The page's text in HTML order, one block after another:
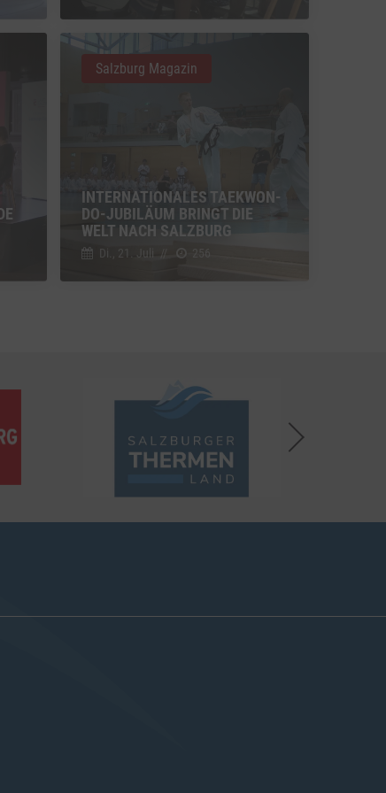
INTERNATIONALES TAEKWON-
DO-JUBILÄUM BRINGT DIE
WELT NACH SALZBURG
Di., 21. Juli //
Salzburg Magazin
Switch zum Einwilligen bzw. Ablehnen des Dienstes Vimeo